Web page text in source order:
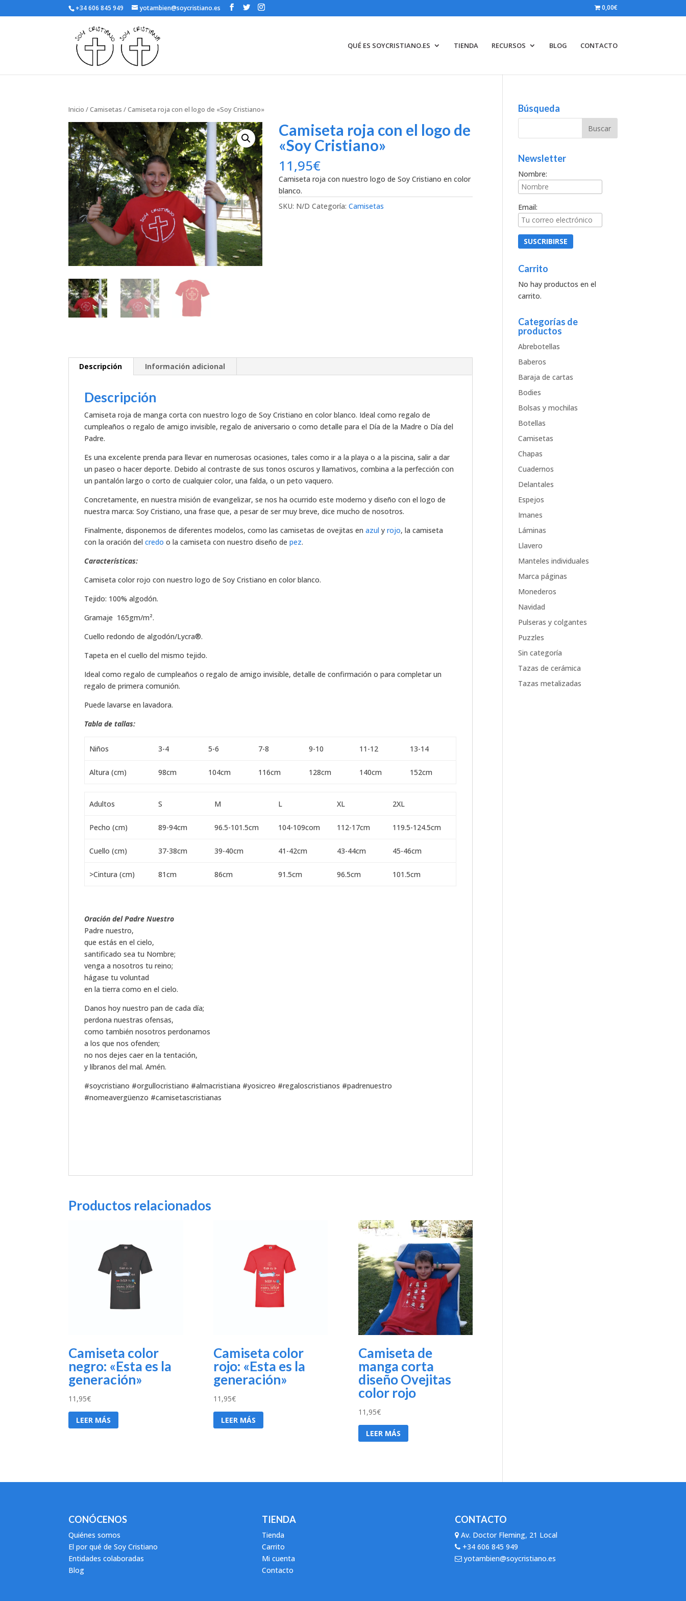
+34 606 845 949 yotambien@soycristiano.es 0,00€
QUÉ ES SOYCRISTIANO.ES TIENDA RECURSOS BLOG CONTACTO
Inicio /Camisetas / Camiseta roja con el logo de «Soy Cristiano»
Camiseta roja con el logo de
«Soy Cristiano»
11,95€
Camiseta roja con nuestro logo de Soy Cristiano en color
blanco.
SKU: N/D Categoría:Camisetas
Descripción Información adicional
Descripción
Camiseta roja de manga corta con nuestro logo de Soy Cristiano en color blanco. Ideal como regalo de
cumpleaños o regalo de amigo invisible, regalo de aniversario o como detalle para el Día de la Madre o Día del
Padre.
Es una excelente prenda para llevar en numerosas ocasiones, tales como ir a la playa o a la piscina, salir a dar
un paseo o hacer deporte. Debido al contraste de sus tonos oscuros y llamativos, combina a la perfección con
un pantalón largo o corto de cualquier color, una falda, o un peto vaquero.
Concretamente, en nuestra misión de evangelizar, se nos ha ocurrido este moderno y diseño con el logo de
nuestra marca: Soy Cristiano, una frase que, a pesar de ser muy breve, dice mucho de nosotros.
Finalmente, disponemos de diferentes modelos, como las camisetas de ovejitas enazul yrojo, la camiseta
con la oración delcredo o la camiseta con nuestro diseño depez.
Características:
Camiseta color rojo con nuestro logo de Soy Cristiano en color blanco.
Tejido: 100% algodón.
Gramaje 165gm/m².
Cuello redondo de algodón/Lycra®.
Tapeta en el cuello del mismo tejido.
Ideal como regalo de cumpleaños o regalo de amigo invisible, detalle de confirmación o para completar un
regalo de primera comunión.
Puede lavarse en lavadora.
Tabla de tallas:
Niños 3-4 5-6 7-8 9-10 11-12 13-14
Altura (cm) 98cm 104cm 116cm 128cm 140cm 152cm
Adultos S M L XL 2XL
Pecho (cm) 89-94cm 96.5-101.5cm 104-109com 112-17cm 119.5-124.5cm
Cuello (cm) 37-38cm 39-40cm 41-42cm 43-44cm 45-46cm
>Cintura (cm) 81cm 86cm 91.5cm 96.5cm 101.5cm
Oración del Padre Nuestro
Padre nuestro,
que estás en el cielo,
santificado sea tu Nombre;
venga a nosotros tu reino;
hágase tu voluntad
en la tierra como en el cielo.
Danos hoy nuestro pan de cada día;
perdona nuestras ofensas,
como también nosotros perdonamos
a los que nos ofenden;
no nos dejes caer en la tentación,
y líbranos del mal. Amén.
#soycristiano #orgullocristiano #almacristiana #yosicreo #regaloscristianos #padrenuestro
#nomeavergüenzo #camisetascristianas
Productos relacionados
Camiseta color
negro: «Esta es la
generación»
11,95€
LEER MÁS
Camiseta color
rojo: «Esta es la
generación»
11,95€
LEER MÁS
Camiseta de
manga corta
diseño Ovejitas
color rojo
11,95€
LEER MÁS
Búsqueda
Newsletter
Nombre:
Email:
Carrito
No hay productos en el
carrito.
Categorías de
productos
Abrebotellas
Baberos
Baraja de cartas
Bodies
Bolsas y mochilas
Botellas
Camisetas
Chapas
Cuadernos
Delantales
Espejos
Imanes
Láminas
Llavero
Manteles individuales
Marca páginas
Monederos
Navidad
Pulseras y colgantes
Puzzles
Sin categoría
Tazas de cerámica
Tazas metalizadas
CONÓCENOS
Quiénes somos
El por qué de Soy Cristiano
Entidades colaboradas
Blog
TIENDA
Tienda
Carrito
Mi cuenta
Contacto
CONTACTO
Av. Doctor Fleming, 21 Local
+34 606 845 949
yotambien@soycristiano.es